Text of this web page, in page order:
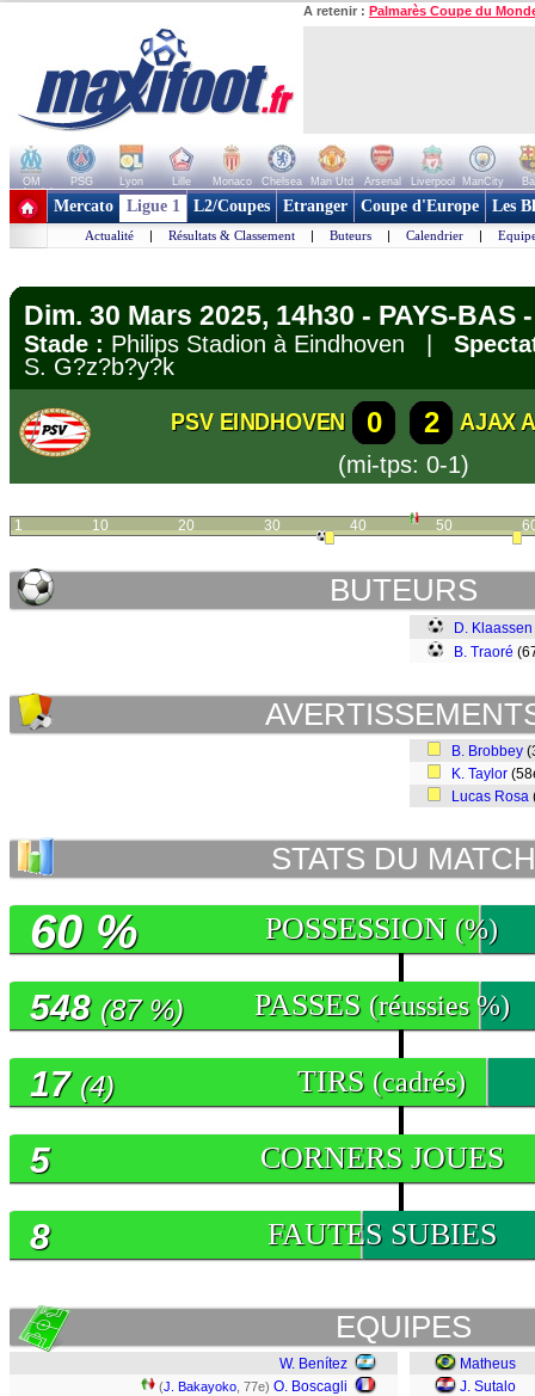
A retenir : Palmarès Coupe du
OM PSG Lyon Lille Monaco Chelsea Man Utd Arsenal Liverpool ManCity
+ de clubs
Mercato Ligue 1 L2/Coupes Etranger Coupe d'Europe Les
Actualité | Résultats & Classement | Buteurs | Calendrier |
Dim. 30 Mars 2025, 14h30 - PAYS-BAS
Stade : Philips Stadion à Eindhoven |
S. G?z?b?y?k
PSV EINDHOVEN 0 2
AJAX
(mi-tps: 0-1)
1 10 20 30 40 50
BUTEURS
D. Klaassen
B. Traoré
B. Brobbey
K. Taylor
Lucas Rosa
STATS DU MATCH
POSSESSION (%)
60 %
PASSES (réussies %)
548 (87 %)
TIRS (cadrés)
17 (4)
CORNERS JOUES
5
FAUTES SUBIES
8
EQUIPES
W. Benítez
(J. Bakayoko , 77e) O. Boscagli
Matheus
J. Sutalo